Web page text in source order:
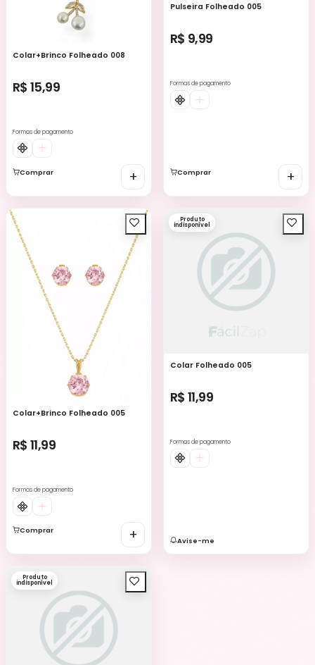
Colar+Brinco Folheado 008
R$ 15,99
Formas de pagamento
Comprar +
Pulseira Folheado 005
R$ 9,99
Formas de pagamento
Comprar +
Colar+Brinco Folheado 005
R$ 11,99
Formas de pagamento
Comprar +
Produto
indisponível
Colar Folheado 005
R$ 11,99
Formas de pagamento
Avise-me
Produto
indisponível